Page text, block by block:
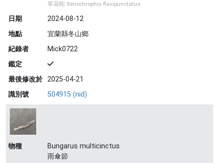
草花蛇 Xenochrophis flavipunctatus
日期
2024-08-12
地點
宜蘭縣冬山鄉
紀錄者
Mick0722
鑑定
最後修改於 2025-04-21
識別號
504915 (nid)
物種
Bungarus multicinctus
雨傘節